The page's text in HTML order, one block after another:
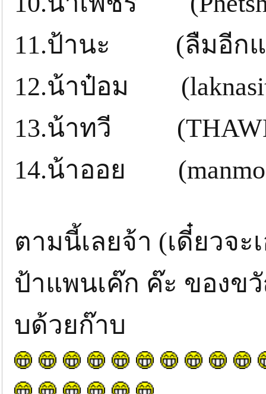
11.ป้านะ (ลืมอีกแ
12.น้าป๋อม
13.น้าทวี
14.น้าออย
ตามนี้เลยจ้า (เดี๋ยวจะ
ป้าแพนเค๊ก ค๊ะ ของข
บด้วยก๊าบ